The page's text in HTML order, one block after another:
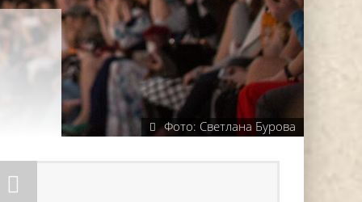
Фото: Светлана Бурова